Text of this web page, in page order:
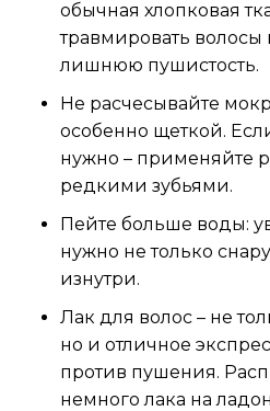
обычная хлопковая
травмировать волосы
лишнюю пушистость.
Не расчесывайте
особенно щеткой.
нужно – применяйте
редкими зубьями.
Пейте больше воды:
нужно не только
изнутри.
Лак для волос – не
но и отличное
против пушения.
немного лака на